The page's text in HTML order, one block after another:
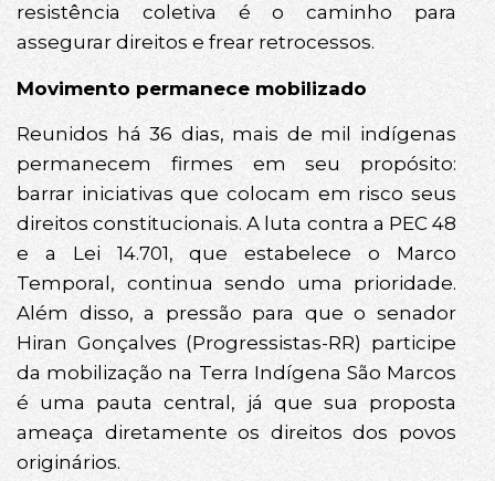
resistência coletiva é o caminho para
assegurar direitos e frear retrocessos.
Movimento permanece mobilizado
Reunidos há 36 dias, mais de mil indígenas
permanecem firmes em seu propósito:
barrar iniciativas que colocam em risco seus
direitos constitucionais. A luta contra a PEC 48
e a Lei 14.701, que estabelece o Marco
Temporal, continua sendo uma prioridade.
Além disso, a pressão para que o senador
Hiran Gonçalves (Progressistas-RR) participe
da mobilização na Terra Indígena São Marcos
é uma pauta central, já que sua proposta
ameaça diretamente os direitos dos povos
originários.